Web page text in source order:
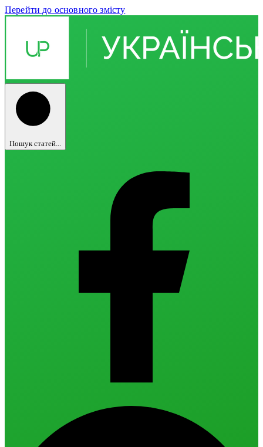
Перейти до основного змісту
Пошук статей...